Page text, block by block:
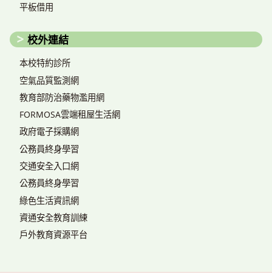
平板借用
校外連結
本校特約診所
空氣品質監測網
教育部防治藥物濫用網
FORMOSA雲端租屋生活網
政府電子採購網
公務員終身學習
交通安全入口網
公務員終身學習
綠色生活資訊網
資通安全教育訓練
戶外教育資源平台